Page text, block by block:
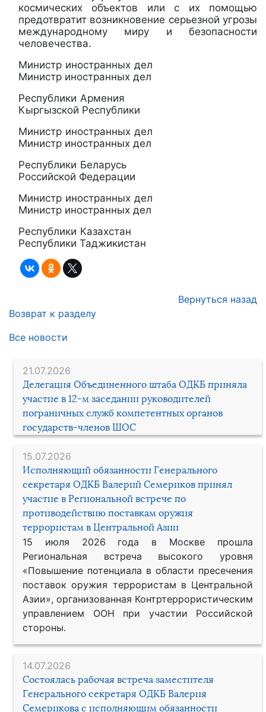
21.07.2026
Делегация Объединенного штаба ОДКБ приняла
участие в 12-м заседании руководителей
пограничных служб компетентных органов
государств-членов ШОС
15.07.2026
Исполняющий обязанности Генерального
секретаря ОДКБ Валерий Семериков принял
участие в Региональной встрече по
противодействию поставкам оружия
террористам в Центральной Азии
15 июля 2026 года в Москве прошла
Региональная встреча высокого уровня
«Повышение потенциала в области пресечения
поставок оружия террористам в Центральной
Азии», организованная Контртеррористическим
управлением ООН при участии Российской
стороны.
14.07.2026
Состоялась рабочая встреча заместителя
Генерального секретаря ОДКБ Валерия
Семерикова с исполняющим обязанности
космических объектов или с их помощью
предотвратит возникновение серьезной угрозы
международному миру и безопасности
человечества.
Министр иностранных дел
Министр иностранных дел
Республики Армения
Кыргызской Республики
Министр иностранных дел
Министр иностранных дел
Республики Беларусь
Российской Федерации
Министр иностранных дел
Министр иностранных дел
Республики Казахстан
Республики Таджикистан
Вернуться назад
Возврат к разделу
Все новости